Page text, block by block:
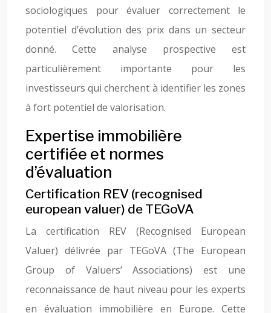
sociologiques pour évaluer correctement le
potentiel d’évolution des prix dans un secteur
donné. Cette analyse prospective est
particulièrement importante pour les
investisseurs qui cherchent à identifier les zones
à fort potentiel de valorisation.
Expertise immobilière
certifiée et normes
d’évaluation
Certification REV (recognised
european valuer) de TEGoVA
La certification REV (Recognised European
Valuer) délivrée par TEGoVA (The European
Group of Valuers’ Associations) est une
reconnaissance de haut niveau pour les experts
en évaluation immobilière en Europe. Cette